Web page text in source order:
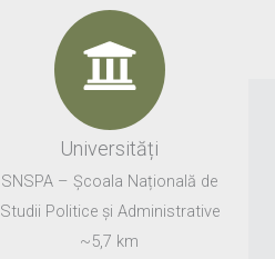
Universități
SNSPA – Școala Națională de
Studii Politice și Administrative
~5,7 km